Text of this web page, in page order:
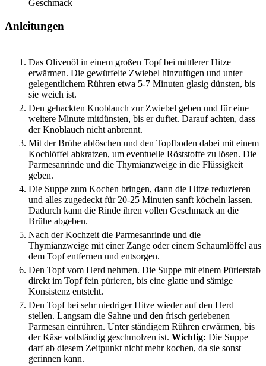
Geschmack
Anleitungen
Das Olivenöl in einem großen Topf bei mittlerer Hitze
erwärmen. Die gewürfelte Zwiebel hinzufügen und unter
gelegentlichem Rühren etwa 5-7 Minuten glasig dünsten, bis
sie weich ist.
Den gehackten Knoblauch zur Zwiebel geben und für eine
weitere Minute mitdünsten, bis er duftet. Darauf achten, dass
der Knoblauch nicht anbrennt.
Mit der Brühe ablöschen und den Topfboden dabei mit einem
Kochlöffel abkratzen, um eventuelle Röststoffe zu lösen. Die
Parmesanrinde und die Thymianzweige in die Flüssigkeit
geben.
Die Suppe zum Kochen bringen, dann die Hitze reduzieren
und alles zugedeckt für 20-25 Minuten sanft köcheln lassen.
Dadurch kann die Rinde ihren vollen Geschmack an die
Brühe abgeben.
Nach der Kochzeit die Parmesanrinde und die
Thymianzweige mit einer Zange oder einem Schaumlöffel aus
dem Topf entfernen und entsorgen.
Den Topf vom Herd nehmen. Die Suppe mit einem Pürierstab
direkt im Topf fein pürieren, bis eine glatte und sämige
Konsistenz entsteht.
Den Topf bei sehr niedriger Hitze wieder auf den Herd
stellen. Langsam die Sahne und den frisch geriebenen
Parmesan einrühren. Unter ständigem Rühren erwärmen, bis
der Käse vollständig geschmolzen ist. Wichtig: Die Suppe
darf ab diesem Zeitpunkt nicht mehr kochen, da sie sonst
gerinnen kann.